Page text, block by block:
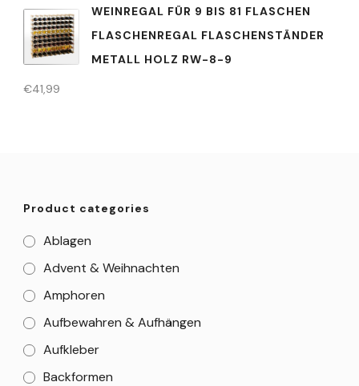
WEINREGAL FÜR 9 BIS 81 FLASCHEN
FLASCHENREGAL FLASCHENSTÄNDER
METALL HOLZ RW-8-9
€41,99
Product categories
Ablagen
Advent & Weihnachten
Amphoren
Aufbewahren & Aufhängen
Aufkleber
Backformen